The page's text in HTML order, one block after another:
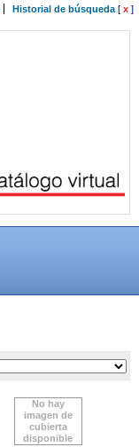
Historial de búsqueda[ x ]
No hay
imagen de
cubierta
disponible